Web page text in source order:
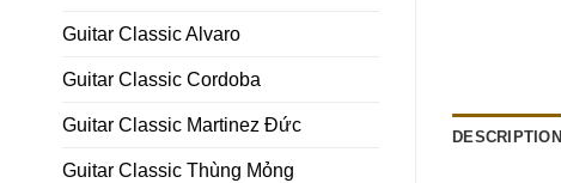
Guitar Classic Alvaro
Guitar Classic Cordoba
Guitar Classic Martinez Đức
Guitar Classic Thùng Mỏng
DESCRIPTION